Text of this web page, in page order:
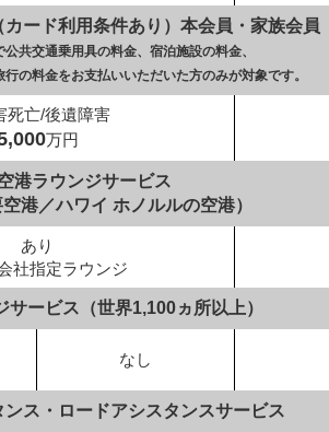
死亡/後遺障害
万円
あり
社指定ラウンジ
なし
ード利用条件あり） 本会員・家族会員
共交通乗用具の料金、 宿泊施設の料金、
行の料金をお支払いいただいた方のみが対象です。
港ラウンジサービス
空港／ハワイ ホノルルの空港）
サービス（世界1,100ヵ所以上）
ス・ ロードアシスタンスサービス